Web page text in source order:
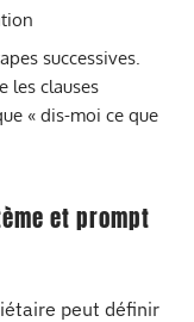
successives.
les clauses
« dis-moi ce que
et prompt
peut définir